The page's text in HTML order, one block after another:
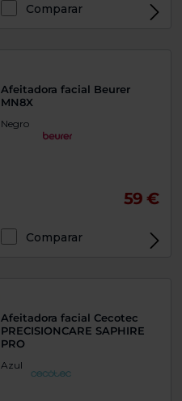
Comparar
Afeitadora facial Beurer
MN8X
Negro
59 €
Comparar
Afeitadora facial Cecotec
PRECISIONCARE SAPHIRE
PRO
Azul